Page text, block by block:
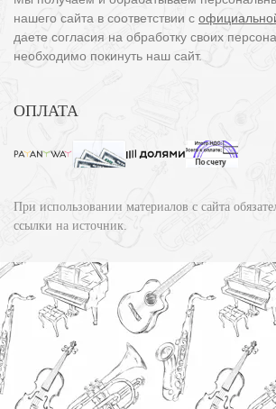
нашего сайта в соответствии с
даете согласия на обработку своих
необходимо покинуть наш сайт.
ОПЛАТА
При использовании материалов с сайта
ссылки на источник.